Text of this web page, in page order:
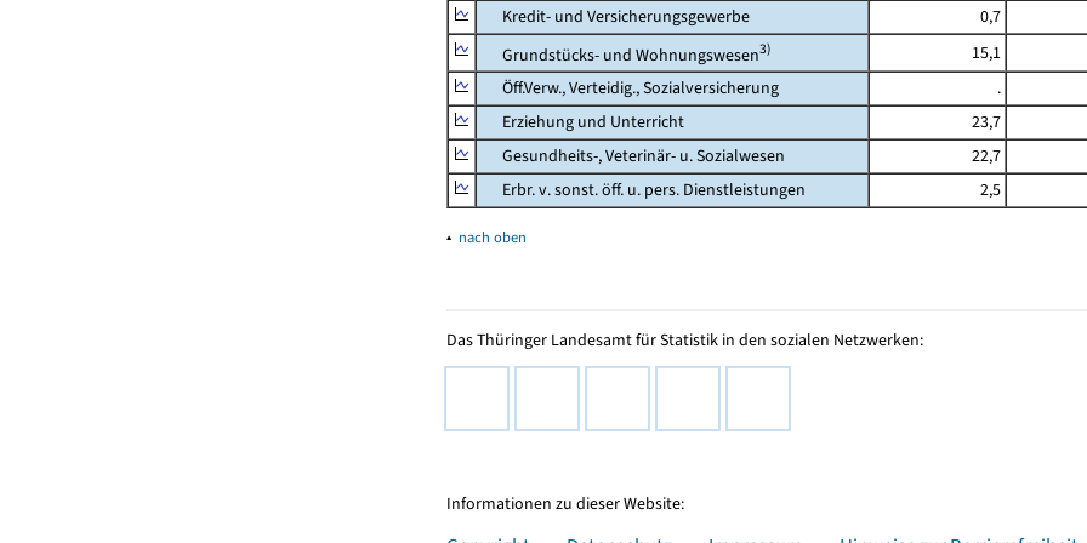
Kredit- und Versicherungsgewerbe
0,7
Grundstücks- und Wohnungswesen3) 15,1
Öff.Verw., Verteidig., Sozialversicherung
.
Erziehung und Unterricht
23,7
Gesundheits-, Veterinär- u. Sozialwesen
22,7
Erbr. v. sonst. öff. u. pers. Dienstleistungen
2,5
▴ nach oben
Das Thüringer Landesamt für Statistik in den sozialen Netzwerken:
Informationen zu dieser Website: